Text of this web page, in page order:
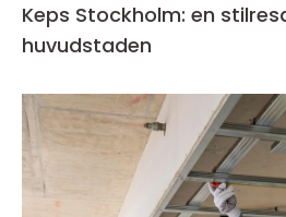
Keps Stockholm: en
huvudstaden